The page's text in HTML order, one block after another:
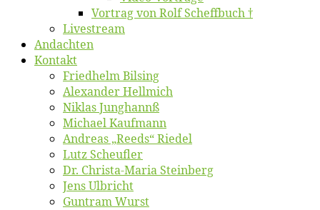
Vor­trag von Rolf Scheffbuch †
Live­stream
An­dach­ten
Kon­takt
Fried­helm Bilsing
Alex­an­der Hellmich
Ni­klas Junghannß
Mi­cha­el Kaufmann
An­dre­as „Reeds“ Riedel
Lutz Scheuf­ler
Dr. Chris­­ta-Ma­ria Steinberg
Jens Ulb­richt
Gun­tram Wurst